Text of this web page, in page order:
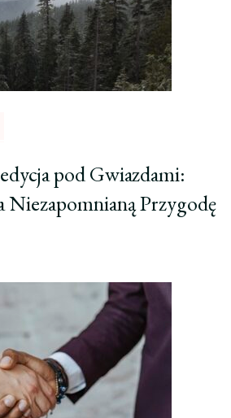
pod Gwiazdami:
Niezapomnianą Przygodę